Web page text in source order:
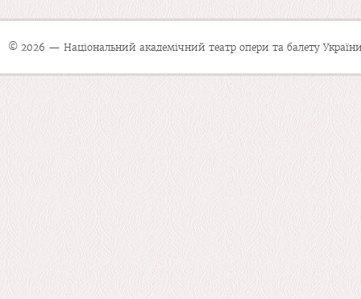
© 2026 — Національний академічний театр опери та балету